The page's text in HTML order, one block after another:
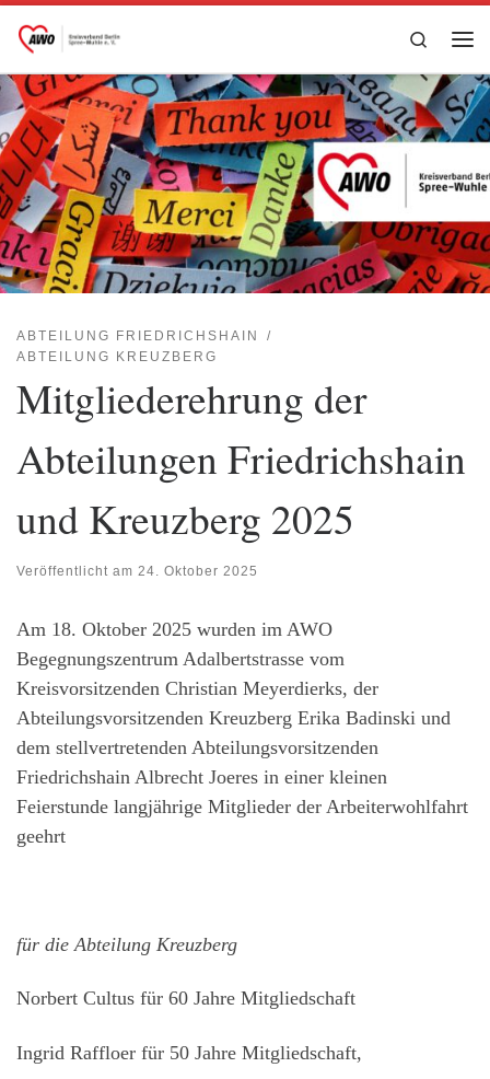
Zum Inhalt springen
Search
ABTEILUNG FRIEDRICHSHAIN
ABTEILUNG KREUZBERG
Mitgliederehrung der
Abteilungen Friedrichshain
und Kreuzberg 2025
Veröffentlicht am 24. Oktober 2025
Am 18. Oktober 2025 wurden im AWO
Begegnungszentrum Adalbertstrasse vom
Kreisvorsitzenden Christian Meyerdierks, der
Abteilungsvorsitzenden Kreuzberg Erika Badinski und
dem stellvertretenden Abteilungsvorsitzenden
Friedrichshain Albrecht Joeres in einer kleinen
Feierstunde langjährige Mitglieder der Arbeiterwohlfahrt
geehrt
für die Abteilung Kreuzberg
Norbert Cultus für 60 Jahre Mitgliedschaft
Ingrid Raffloer für 50 Jahre Mitgliedschaft,